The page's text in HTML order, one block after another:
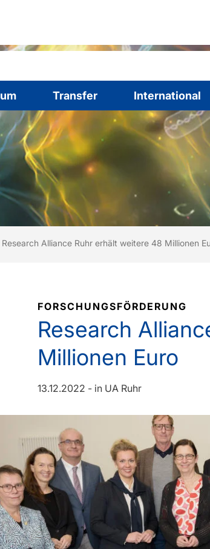
Transfer International
hier:
Research Alliance Ruhr erhält weitere 48 Millionen
FORSCHUNGSFÖRDERUNG
Research
Millionen Euro
13.12.2022 - in UA Ruhr